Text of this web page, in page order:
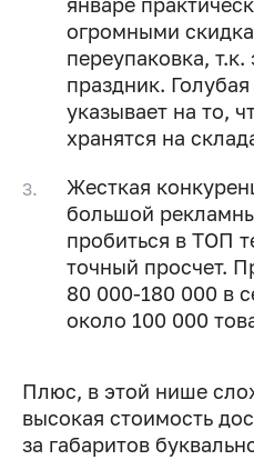
январе
огромными
переупаковка,
праздник.
указывает на то,
хранятся на
Жесткая
большой
пробиться в ТОП
точный просчет.
80 000-180 000 в
около 100 000
Плюс, в этой нише
высокая стоимость
за габаритов